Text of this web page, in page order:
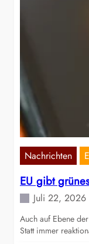
Nachrichten
EU gibt
Juli 22, 2026
Auch auf Ebene
Statt immer